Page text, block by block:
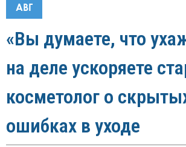
АВГ
«Вы думаете, что
на деле ускоряете
косметолог о
ошибках в уходе